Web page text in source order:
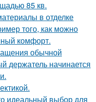
85 кв.
в отделке
того, как можно
комфорт.
обычной
держатель начинается
идеальный выбор для